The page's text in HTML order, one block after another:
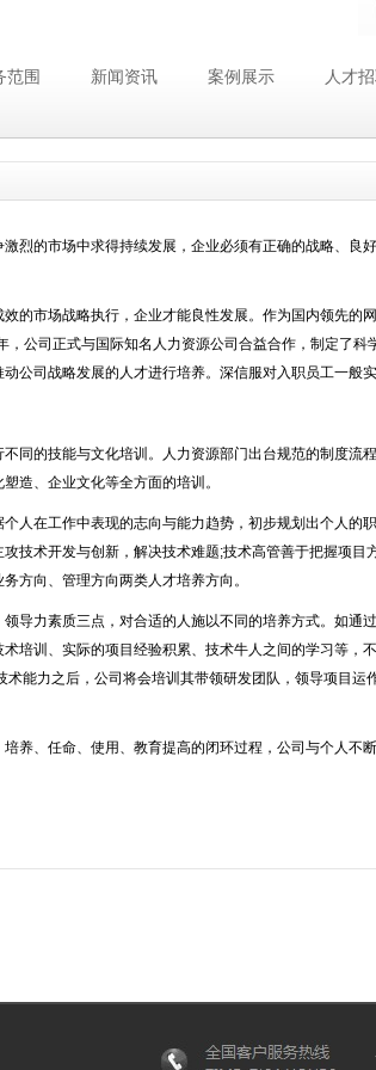
范围 新闻资讯 案例展示 人才
的市场中求得持续发展，企业必须有正确的战略、良
市场战略执行，企业才能良性发展。作为国内领先的
公司正式与国际知名人力资源公司合益合作，制定了科
公司战略发展的人才进行培养。深信服对入职员工一般
的技能与文化培训。人力资源部门出台规范的制度流
造、企业文化等全方面的培训。
在工作中表现的志向与能力趋势，初步规划出个人的
技术开发与创新，解决技术难题;技术高管善于把握项目
方向、管理方向两类人才培养方向。
力素质三点，对合适的人施以不同的培养方式。如通
培训、实际的项目经验积累、技术牛人之间的学习等，
能力之后，公司将会培训其带领研发团队，领导项目运
、任命、使用、教育提高的闭环过程，公司与个人不